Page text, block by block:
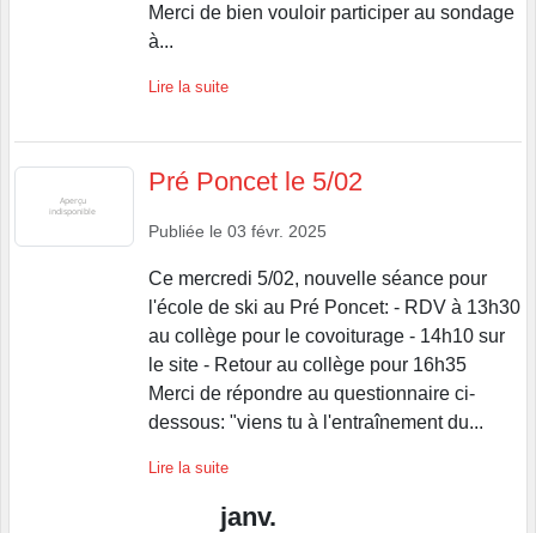
Merci de bien vouloir participer au sondage
à...
Lire la suite
Pré Poncet le 5/02
Publiée le 03 févr. 2025
Ce mercredi 5/02, nouvelle séance pour
l'école de ski au Pré Poncet: - RDV à 13h30
au collège pour le covoiturage - 14h10 sur
le site - Retour au collège pour 16h35
Merci de répondre au questionnaire ci-
dessous: "viens tu à l'entraînement du...
Lire la suite
janv.